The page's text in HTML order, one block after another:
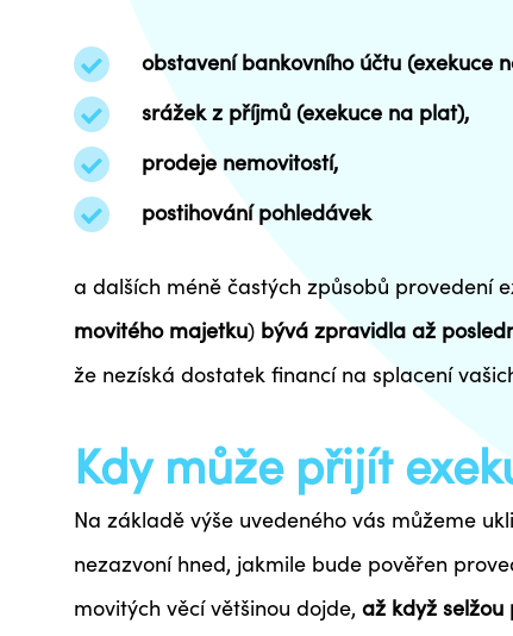
obstavení bankovního účtu (exekuce
srážek z příjmů (exekuce na plat),
prodeje nemovitostí,
postihování pohledávek
a dalších méně častých způsobů provedení
movitého majetku) bývá zpravidla až
že nezíská dostatek financí na splacení
Kdy může přijít
Na základě výše uvedeného vás můžeme
nezazvoní hned, jakmile bude pověřen
movitých věcí většinou dojde, až když selžou